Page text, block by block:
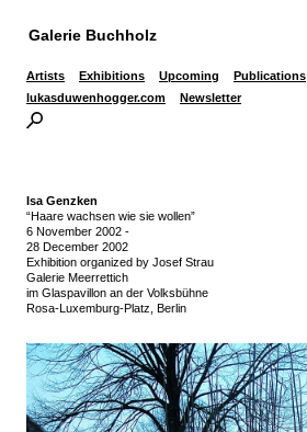
Galerie Buchholz
Artists Exhibitions Upcoming Publications
lukasduwenhogger.com
Newsletter
Isa Genzken
“Haare wachsen wie sie wollen”
6 November 2002 -
28 December 2002
Exhibition organized by Josef Strau
Galerie Meerrettich
im Glaspavillon an der Volksbühne
Rosa-Luxemburg-Platz, Berlin